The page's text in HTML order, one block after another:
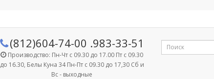
(812)604-74-00 .983-33-51
Производство: Пн-Чт с 09.30 до 17.00 Пт с 09.30
до 16.30, Белы Куна 34 Пн-Пт с 09.30 до 17,30 Сб и
Вс - выходные